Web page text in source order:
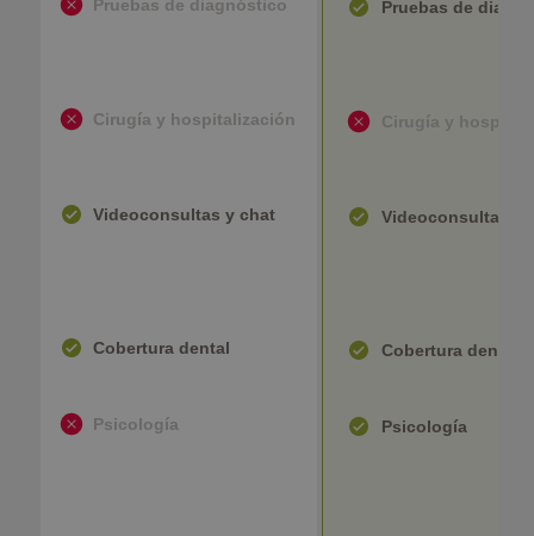
Pruebas de diagnóstico
Cirugía y hospitalización
Videoconsultas y chat
Cobertura dental
Psicología
Pruebas de
Cirugía y
Videoconsultas y
Cobertura dental
Psicología